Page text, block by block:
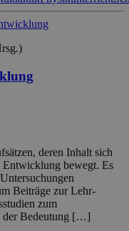
deren Inhalt sich
bewegt. Es
Beiträge zur Lehr-
zum
der Bedeutung […]